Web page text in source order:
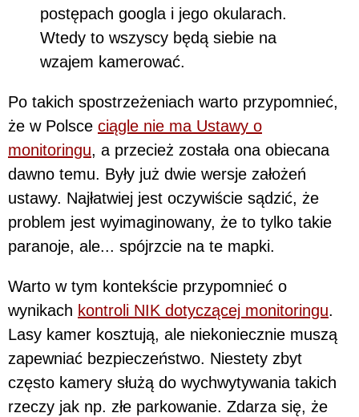
postępach googla i jego okularach.
Wtedy to wszyscy będą siebie na
wzajem kamerować.
Po takich spostrzeżeniach warto przypomnieć,
że w Polsce ciągle nie ma Ustawy o
monitoringu, a przecież została ona obiecana
dawno temu. Były już dwie wersje założeń
ustawy. Najłatwiej jest oczywiście sądzić, że
problem jest wyimaginowany, że to tylko takie
paranoje, ale... spójrzcie na te mapki.
Warto w tym kontekście przypomnieć o
wynikach kontroli NIK dotyczącej monitoringu.
Lasy kamer kosztują, ale niekoniecznie muszą
zapewniać bezpieczeństwo. Niestety zbyt
często kamery służą do wychwytywania takich
rzeczy jak np. złe parkowanie. Zdarza się, że